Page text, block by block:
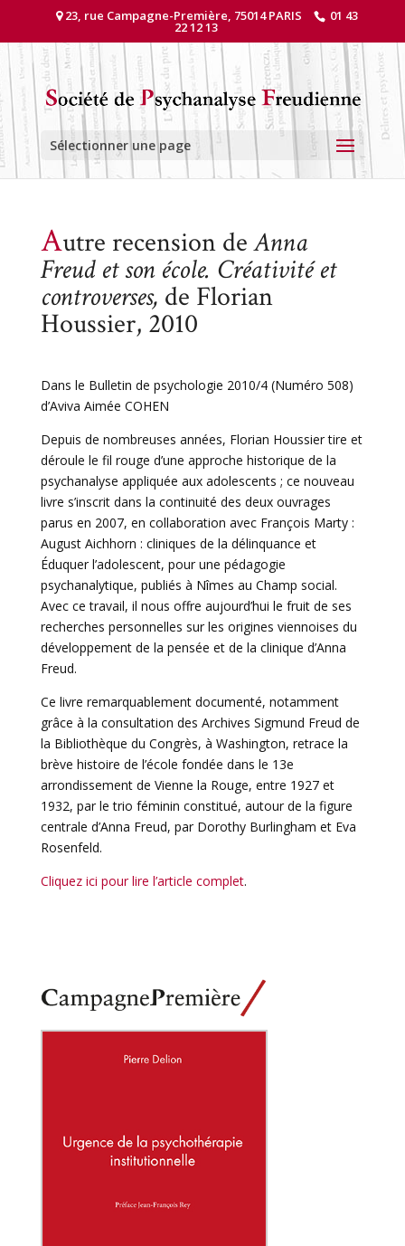
23, rue Campagne-Première, 75014 PARIS 01 43
22 12 13
Sélectionner une page
Autre recension deAnna
Freud et son école. Créativité et
controverses, de Florian
Houssier, 2010
Dans le Bulletin de psychologie 2010/4 (Numéro 508)
d’Aviva Aimée COHEN
Depuis de nombreuses années, Florian Houssier tire et
déroule le fil rouge d’une approche historique de la
psychanalyse appliquée aux adolescents ; ce nouveau
livre s’inscrit dans la continuité des deux ouvrages
parus en 2007, en collaboration avec François Marty :
August Aichhorn : cliniques de la délinquance et
Éduquer l’adolescent, pour une pédagogie
psychanalytique, publiés à Nîmes au Champ social.
Avec ce travail, il nous offre aujourd’hui le fruit de ses
recherches personnelles sur les origines viennoises du
développement de la pensée et de la clinique d’Anna
Freud.
Ce livre remarquablement documenté, notamment
grâce à la consultation des Archives Sigmund Freud de
la Bibliothèque du Congrès, à Washington, retrace la
brève histoire de l’école fondée dans le 13e
arrondissement de Vienne la Rouge, entre 1927 et
1932, par le trio féminin constitué, autour de la figure
centrale d’Anna Freud, par Dorothy Burlingham et Eva
Rosenfeld.
Cliquez ici pour lire l’article complet.